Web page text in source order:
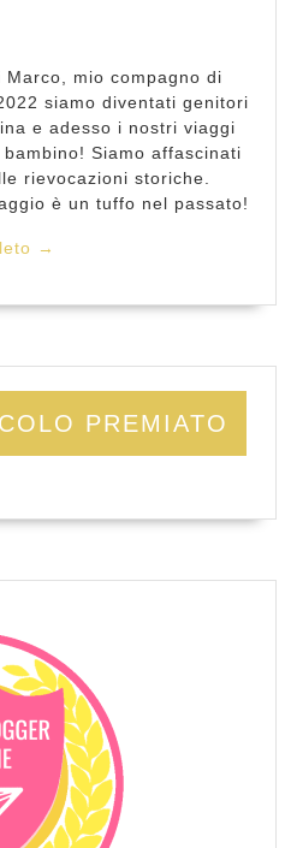
mio compagno di
siamo diventati genitori
e adesso i nostri viaggi
Siamo affascinati
rievocazioni storiche.
è un tuffo nel passato!
→
PREMIATO